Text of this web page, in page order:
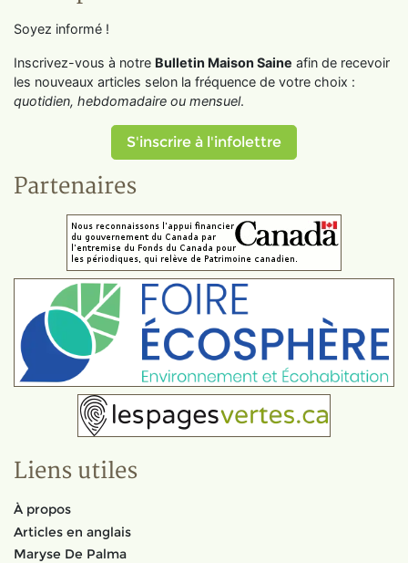
Soyez informé !
Inscrivez-vous à notre Bulletin Maison Saine afin de recevoir
les nouveaux articles selon la fréquence de votre choix :
quotidien, hebdomadaire ou mensuel.
S'inscrire à l'infolettre
Partenaires
Liens utiles
À propos
Articles en anglais
Maryse De Palma